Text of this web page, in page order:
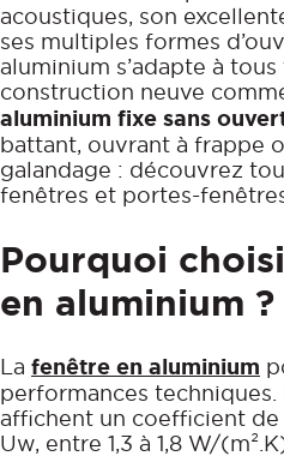
Aluminium
PVC
Bois
Mixte Alu/Bois
Acier
Fenêtre Bois
Fenêtre Mixte Alu/
EN COMPLÉMENT
Nos volets roulants
Vous accompagner
acoustiques, son
ses multiples formes
aluminium s’adapte à
construction neuve
aluminium fixe sans
battant, ouvrant à frappe
galandage : découvrez
fenêtres et portes-
Pourquoi
en aluminium ?
La fenêtre en aluminium
performances
affichent un coefficient
Uw, entre 1,3 à 1,8 W/